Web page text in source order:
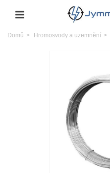
Domů > Hromosvody a uzemnění >